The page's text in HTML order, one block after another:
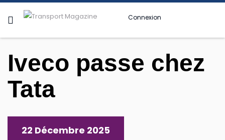
Connexion
Iveco passe chez
Tata
22 Décembre 2025